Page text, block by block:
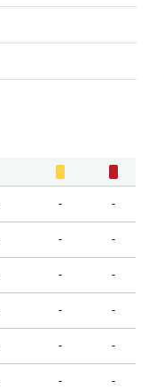
- -
- -
- -
- -
- -
- -